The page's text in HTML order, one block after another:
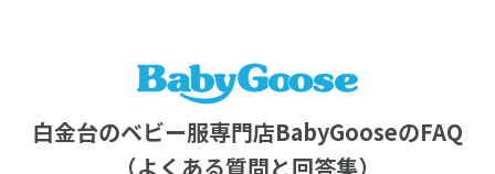
白金台のベビー服専門店BabyGooseのFAQ
（よくある質問と回答集）